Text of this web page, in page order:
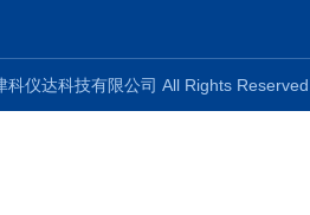
科仪达科技有限公司 All Rights